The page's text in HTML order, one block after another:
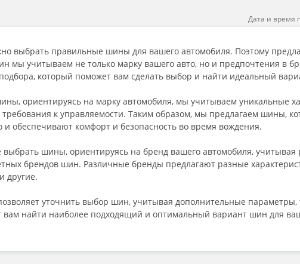
Дата и время
выбрать правильные шины для вашего автомобиля. Поэтому
мы учитываем не только марку вашего авто, но и предпочтения в
который поможет вам сделать выбор и найти идеальный
ориентируясь на марку автомобиля, мы учитываем уникальные
требования к управляемости. Таким образом, мы предлагаем шины,
и обеспечивают комфорт и безопасность во время вождения.
выбрать шины, ориентируясь на бренд вашего автомобиля,
брендов шин. Различные бренды предлагают разные
другие.
уточнить выбор шин, учитывая дополнительные параметры,
вам найти наиболее подходящий и оптимальный вариант шин для